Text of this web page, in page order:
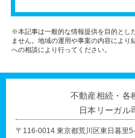
※本記事は一般的な情報提供を目的とし
ません。地域の運用や事案の内容により
への相談により行ってください。
不動産相続・各
日本リーガル
〒116-0014 東京都荒川区東日暮里